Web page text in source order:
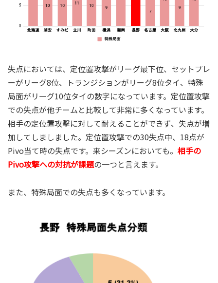
失点においては、定位置攻撃がリーグ最下位、セットプレ
ーがリーグ8位、トランジションがリーグ8位タイ、特殊
局面がリーグ10位タイの数字になっています。定位置攻撃
での失点が他チームと比較して非常に多くなっています。
相手の定位置攻撃に対して耐えることができず、失点が増
加してしましました。定位置攻撃での30失点中、18点が
Pivo当て時の失点です。来シーズンにおいても。 相手の
Pivo攻撃への対抗が課題の一つと言えます。
また、特殊局面での失点も多くなっています。